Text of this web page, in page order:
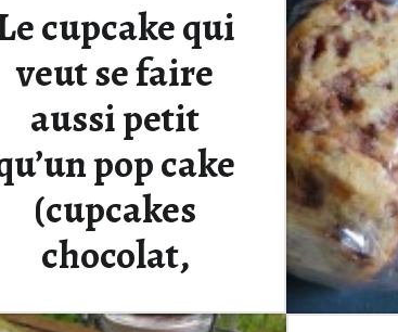
cupcake qui
veut se faire
aussi petit
pop cake
(cupcakes
chocolat,
ganache